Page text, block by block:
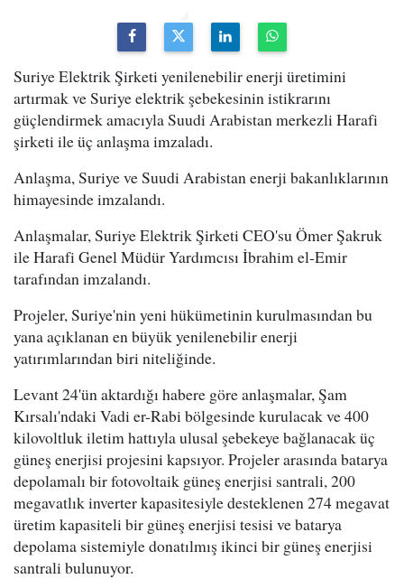
Suriye Elektrik Şirketi yenilenebilir enerji üretimini
artırmak ve Suriye elektrik şebekesinin istikrarını
güçlendirmek amacıyla Suudi Arabistan merkezli Harafi
şirketi ile üç anlaşma imzaladı.
Anlaşma, Suriye ve Suudi Arabistan enerji bakanlıklarının
himayesinde imzalandı.
Anlaşmalar, Suriye Elektrik Şirketi CEO'su Ömer Şakruk
ile Harafi Genel Müdür Yardımcısı İbrahim el-Emir
tarafından imzalandı.
Projeler, Suriye'nin yeni hükümetinin kurulmasından bu
yana açıklanan en büyük yenilenebilir enerji
yatırımlarından biri niteliğinde.
Levant 24'ün aktardığı habere göre anlaşmalar, Şam
Kırsalı'ndaki Vadi er-Rabi bölgesinde kurulacak ve 400
kilovoltluk iletim hattıyla ulusal şebekeye bağlanacak üç
güneş enerjisi projesini kapsıyor. Projeler arasında batarya
depolamalı bir fotovoltaik güneş enerjisi santrali, 200
megavatlık inverter kapasitesiyle desteklenen 274 megavat
üretim kapasiteli bir güneş enerjisi tesisi ve batarya
depolama sistemiyle donatılmış ikinci bir güneş enerjisi
santrali bulunuyor.